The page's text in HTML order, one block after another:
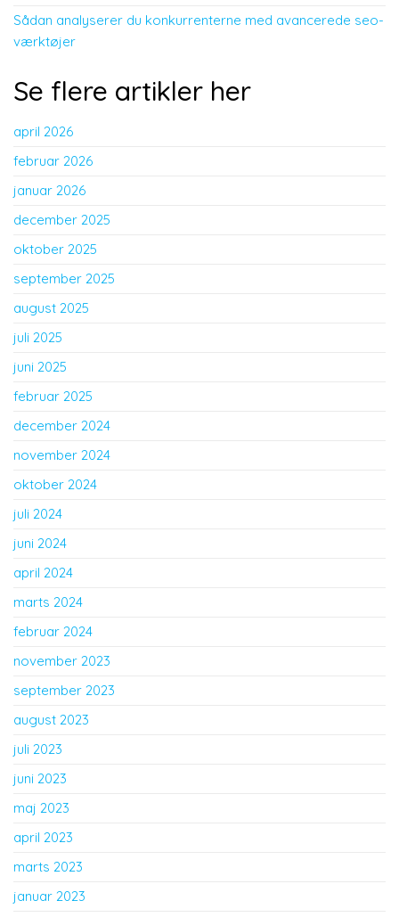
Sådan analyserer du konkurrenterne med avancerede seo-
værktøjer
Se flere artikler her
april 2026
februar 2026
januar 2026
december 2025
oktober 2025
september 2025
august 2025
juli 2025
juni 2025
februar 2025
december 2024
november 2024
oktober 2024
juli 2024
juni 2024
april 2024
marts 2024
februar 2024
november 2023
september 2023
august 2023
juli 2023
juni 2023
maj 2023
april 2023
marts 2023
januar 2023